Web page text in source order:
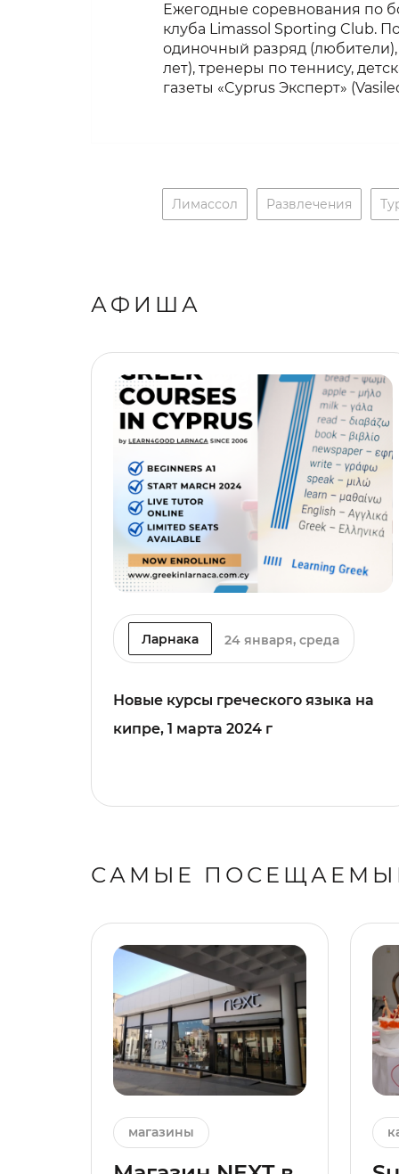
Ежегодные соревнования по
клуба Limassol Sporting Club.
одиночный разряд
лет), тренеры по теннису,
газеты «Cyprus Эксперт»
Лимассол Развлечения
АФИША
Ларнака 24 января, среда
Новые курсы греческого языка на
кипре, 1 марта 2024 г
САМЫЕ
магазины